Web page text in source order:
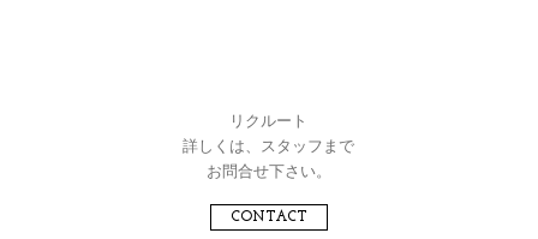
リクルート
詳しくは、スタッフまで
お問合せ下さい。
CONTACT